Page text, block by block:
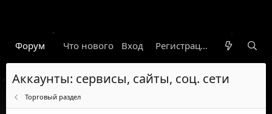
Форум Что нового Гарант Новости
Вход Регистрация
Аккаунты: сервисы, сайты, соц. сети
Торговый раздел